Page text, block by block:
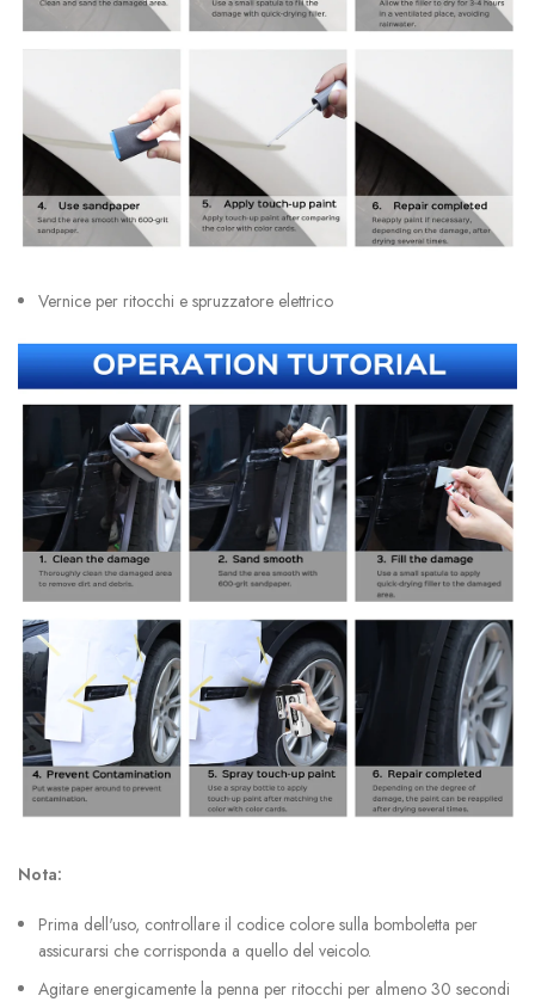
Vernice per ritocchi e spruzzatore elettrico
Nota:
Prima dell'uso, controllare il codice colore sulla bomboletta per
assicurarsi che corrisponda a quello del veicolo.
Agitare energicamente la penna per ritocchi per almeno 30 secondi